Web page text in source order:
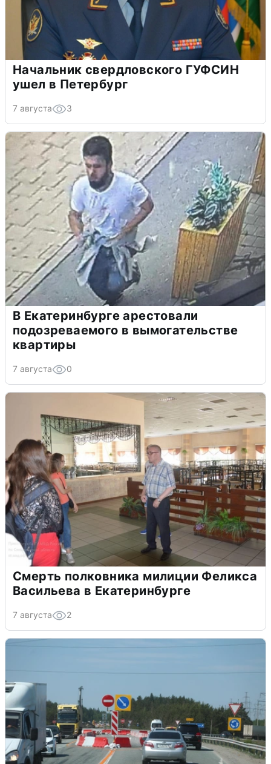
Начальник свердловского ГУФСИН
ушел в Петербург
7 августа 3
В Екатеринбурге арестовали
подозреваемого в вымогательстве
квартиры
7 августа 0
Смерть полковника милиции Феликса
Васильева в Екатеринбурге
7 августа 2